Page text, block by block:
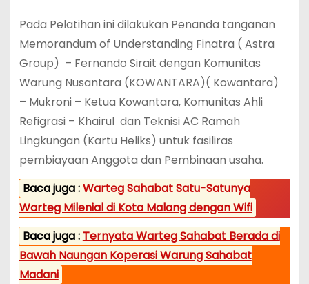
Pada Pelatihan ini dilakukan Penanda tanganan
Memorandum of Understanding Finatra ( Astra
Group) – Fernando Sirait dengan Komunitas
Warung Nusantara (KOWANTARA)( Kowantara)
– Mukroni – Ketua Kowantara, Komunitas Ahli
Refigrasi – Khairul dan Teknisi AC Ramah
Lingkungan (Kartu Heliks) untuk fasiliras
pembiayaan Anggota dan Pembinaan usaha.
Baca juga :Warteg Sahabat Satu-Satunya
Warteg Milenial di Kota Malang dengan Wifi
Baca juga : Ternyata Warteg Sahabat Berada di
Bawah Naungan Koperasi Warung Sahabat
Madani